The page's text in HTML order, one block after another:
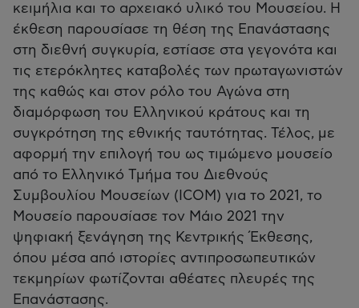
κειμήλια και το αρχειακό υλικό του Μουσείου. Η
έκθεση παρουσίασε τη θέση της Επανάστασης
στη διεθνή συγκυρία, εστίασε στα γεγονότα και
τις ετερόκλητες καταβολές των πρωταγωνιστών
της καθώς και στον ρόλο του Αγώνα στη
διαμόρφωση του Ελληνικού κράτους και τη
συγκρότηση της εθνικής ταυτότητας. Τέλος, με
αφορμή την επιλογή του ως τιμώμενο μουσείο
από το Ελληνικό Τμήμα του Διεθνούς
Συμβουλίου Μουσείων (ICOM) για το 2021, το
Μουσείο παρουσίασε τον Μάιο 2021 την
ψηφιακή ξενάγηση της Κεντρικής Έκθεσης,
όπου μέσα από ιστορίες αντιπροσωπευτικών
τεκμηρίων φωτίζονται αθέατες πλευρές της
Επανάστασης.